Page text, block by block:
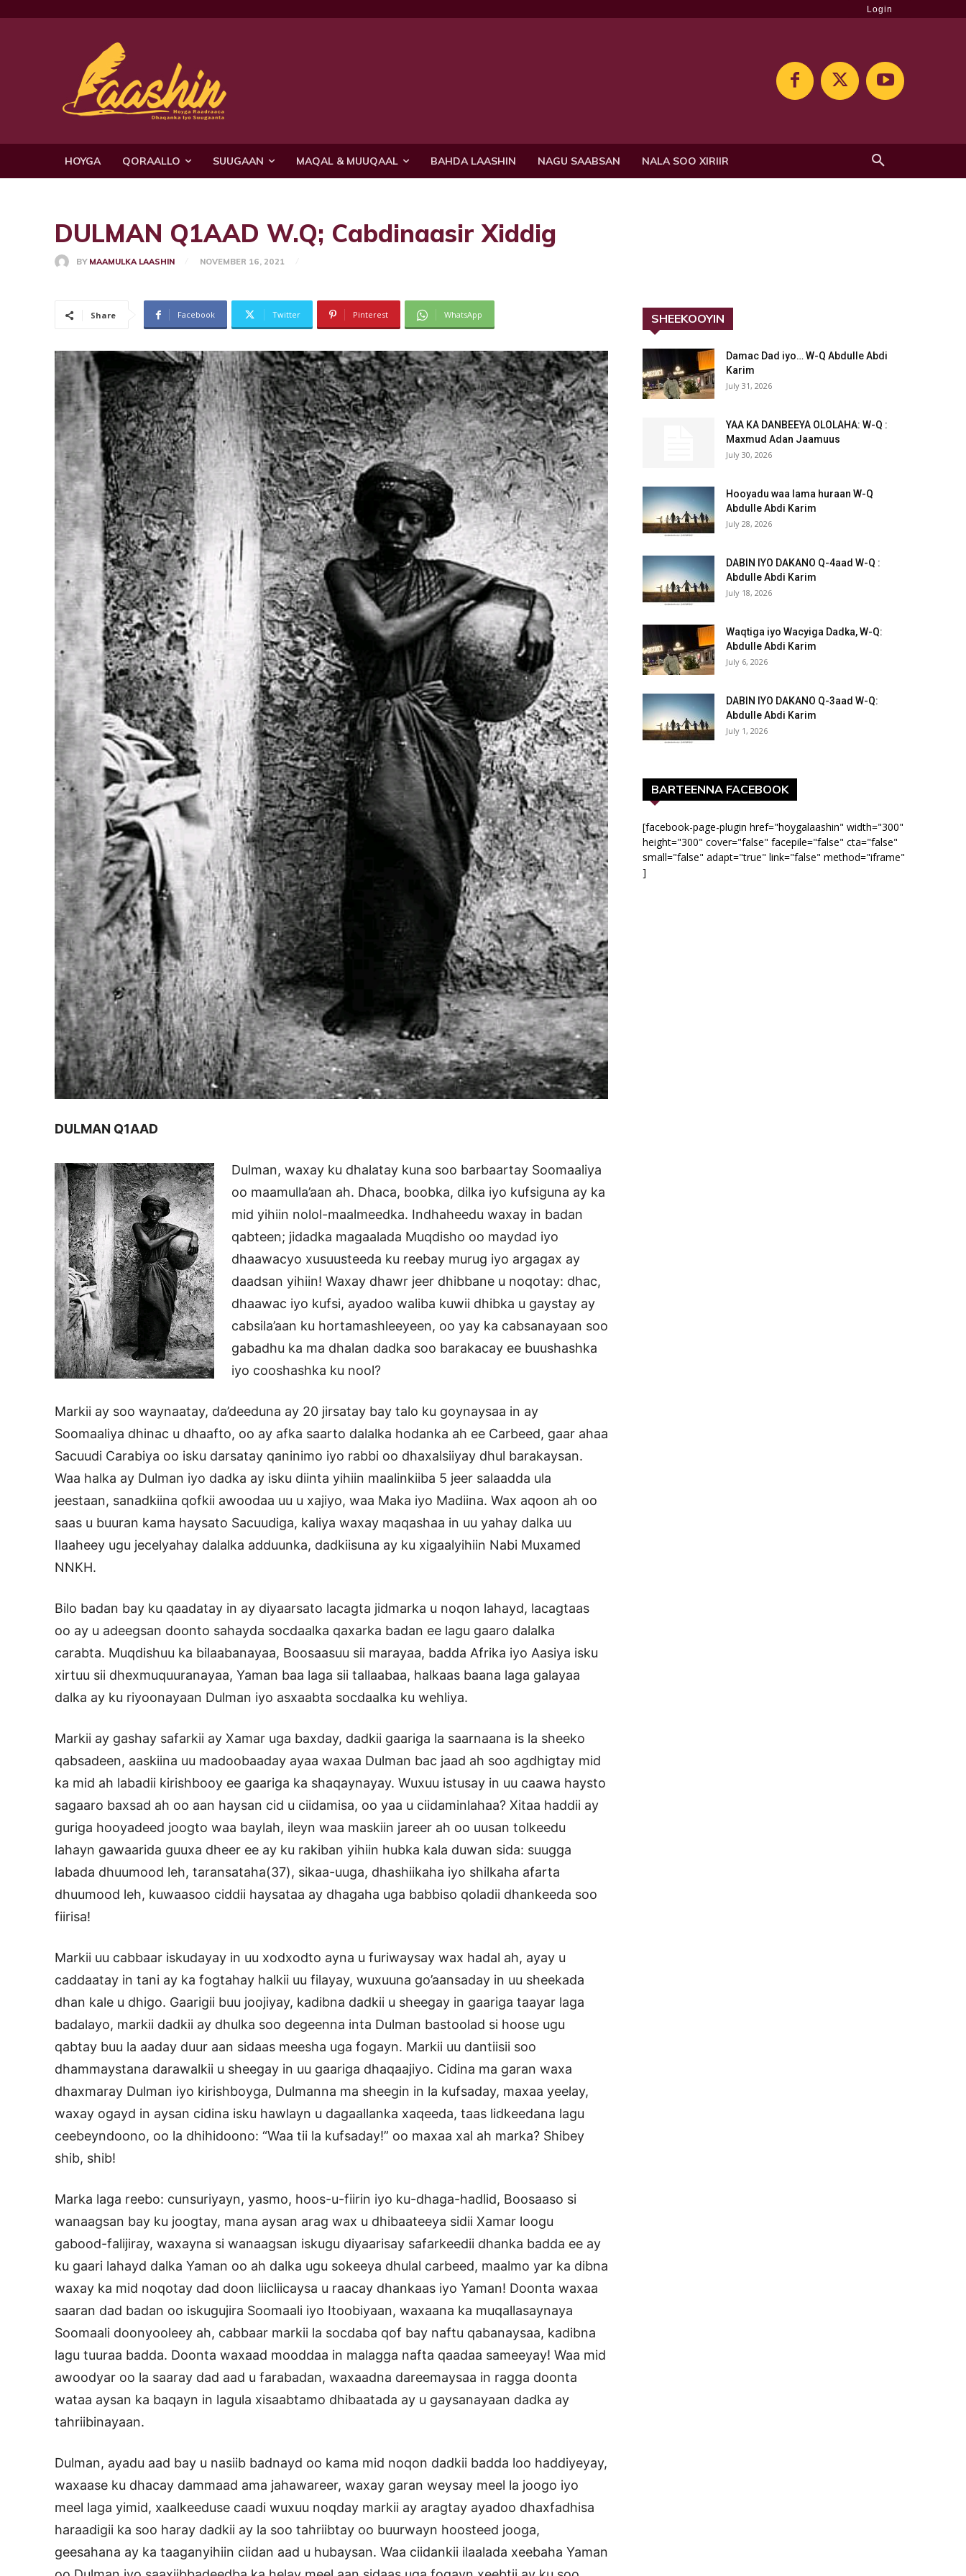
Login
HOYGA QORAALLO SUUGAAN MAQAL & MUUQAAL BAHDA LAASHIN NAGU SAABSAN NALA SOO XIRIIR
DULMAN Q1AAD W.Q; Cabdinaasir Xiddig
BY MAAMULKA LAASHIN NOVEMBER 16, 2021
Share Facebook Twitter Pinterest WhatsApp
DULMAN Q1AAD
Dulman, waxay ku dhalatay kuna soo barbaartay Soomaaliya
oo maamulla’aan ah. Dhaca, boobka, dilka iyo kufsiguna ay ka
mid yihiin nolol-maalmeedka. Indhaheedu waxay in badan
qabteen; jidadka magaalada Muqdisho oo maydad iyo
dhaawacyo xusuusteeda ku reebay murug iyo argagax ay
daadsan yihiin! Waxay dhawr jeer dhibbane u noqotay: dhac,
dhaawac iyo kufsi, ayadoo waliba kuwii dhibka u gaystay ay
cabsila’aan ku hortamashleeyeen, oo yay ka cabsanayaan soo
gabadhu ka ma dhalan dadka soo barakacay ee buushashka
iyo cooshashka ku nool?
Markii ay soo waynaatay, da’deeduna ay 20 jirsatay bay talo ku goynaysaa in ay
Soomaaliya dhinac u dhaafto, oo ay afka saarto dalalka hodanka ah ee Carbeed, gaar ahaa
Sacuudi Carabiya oo isku darsatay qaninimo iyo rabbi oo dhaxalsiiyay dhul barakaysan.
Waa halka ay Dulman iyo dadka ay isku diinta yihiin maalinkiiba 5 jeer salaadda ula
jeestaan, sanadkiina qofkii awoodaa uu u xajiyo, waa Maka iyo Madiina. Wax aqoon ah oo
saas u buuran kama haysato Sacuudiga, kaliya waxay maqashaa in uu yahay dalka uu
Ilaaheey ugu jecelyahay dalalka adduunka, dadkiisuna ay ku xigaalyihiin Nabi Muxamed
NNKH.
Bilo badan bay ku qaadatay in ay diyaarsato lacagta jidmarka u noqon lahayd, lacagtaas
oo ay u adeegsan doonto sahayda socdaalka qaxarka badan ee lagu gaaro dalalka
carabta. Muqdishuu ka bilaabanayaa, Boosaasuu sii marayaa, badda Afrika iyo Aasiya isku
xirtuu sii dhexmuquuranayaa, Yaman baa laga sii tallaabaa, halkaas baana laga galayaa
dalka ay ku riyoonayaan Dulman iyo asxaabta socdaalka ku wehliya.
Markii ay gashay safarkii ay Xamar uga baxday, dadkii gaariga la saarnaana is la sheeko
qabsadeen, aaskiina uu madoobaaday ayaa waxaa Dulman bac jaad ah soo agdhigtay mid
ka mid ah labadii kirishbooy ee gaariga ka shaqaynayay. Wuxuu istusay in uu caawa haysto
sagaaro baxsad ah oo aan haysan cid u ciidamisa, oo yaa u ciidaminlahaa? Xitaa haddii ay
guriga hooyadeed joogto waa baylah, ileyn waa maskiin jareer ah oo uusan tolkeedu
lahayn gawaarida guuxa dheer ee ay ku rakiban yihiin hubka kala duwan sida: suugga
labada dhuumood leh, taransataha(37), sikaa-uuga, dhashiikaha iyo shilkaha afarta
dhuumood leh, kuwaasoo ciddii haysataa ay dhagaha uga babbiso qoladii dhankeeda soo
fiirisa!
Markii uu cabbaar iskudayay in uu xodxodto ayna u furiwaysay wax hadal ah, ayay u
caddaatay in tani ay ka fogtahay halkii uu filayay, wuxuuna go’aansaday in uu sheekada
dhan kale u dhigo. Gaarigii buu joojiyay, kadibna dadkii u sheegay in gaariga taayar laga
badalayo, markii dadkii ay dhulka soo degeenna inta Dulman bastoolad si hoose ugu
qabtay buu la aaday duur aan sidaas meesha uga fogayn. Markii uu dantiisii soo
dhammaystana darawalkii u sheegay in uu gaariga dhaqaajiyo. Cidina ma garan waxa
dhaxmaray Dulman iyo kirishboyga, Dulmanna ma sheegin in la kufsaday, maxaa yeelay,
waxay ogayd in aysan cidina isku hawlayn u dagaallanka xaqeeda, taas lidkeedana lagu
ceebeyndoono, oo la dhihidoono: “Waa tii la kufsaday!” oo maxaa xal ah marka? Shibey
shib, shib!
Marka laga reebo: cunsuriyayn, yasmo, hoos-u-fiirin iyo ku-dhaga-hadlid, Boosaaso si
wanaagsan bay ku joogtay, mana aysan arag wax u dhibaateeya sidii Xamar loogu
gabood-falijiray, waxayna si wanaagsan iskugu diyaarisay safarkeedii dhanka badda ee ay
ku gaari lahayd dalka Yaman oo ah dalka ugu sokeeya dhulal carbeed, maalmo yar ka dibna
waxay ka mid noqotay dad doon liicliicaysa u raacay dhankaas iyo Yaman! Doonta waxaa
saaran dad badan oo iskugujira Soomaali iyo Itoobiyaan, waxaana ka muqallasaynaya
Soomaali doonyooleey ah, cabbaar markii la socdaba qof bay naftu qabanaysaa, kadibna
lagu tuuraa badda. Doonta waxaad mooddaa in malagga nafta qaadaa sameeyay! Waa mid
awoodyar oo la saaray dad aad u farabadan, waxaadna dareemaysaa in ragga doonta
wataa aysan ka baqayn in lagula xisaabtamo dhibaatada ay u gaysanayaan dadka ay
tahriibinayaan.
Dulman, ayadu aad bay u nasiib badnayd oo kama mid noqon dadkii badda loo haddiyeyay,
waxaase ku dhacay dammaad ama jahawareer, waxay garan weysay meel la joogo iyo
meel laga yimid, xaalkeeduse caadi wuxuu noqday markii ay aragtay ayadoo dhaxfadhisa
haraadigii ka soo haray dadkii ay la soo tahriibtay oo buurwayn hoosteed jooga,
geesahana ay ka taaganyihiin ciidan aad u hubaysan. Waa ciidankii ilaalada xeebaha Yaman
SHEEKOOYIN
Damac Dad iyo… W-Q Abdulle Abdi
Karim
July 31, 2026
YAA KA DANBEEYA OLOLAHA: W-Q :
Maxmud Adan Jaamuus
July 30, 2026
Hooyadu waa lama huraan W-Q
Abdulle Abdi Karim
July 28, 2026
DABIN IYO DAKANO Q-4aad W-Q :
Abdulle Abdi Karim
July 18, 2026
Waqtiga iyo Wacyiga Dadka, W-Q:
Abdulle Abdi Karim
July 6, 2026
DABIN IYO DAKANO Q-3aad W-Q:
Abdulle Abdi Karim
July 1, 2026
BARTEENNA FACEBOOK
[facebook-page-plugin href="hoygalaashin" width="300"
height="300" cover="false" facepile="false" cta="false"
small="false" adapt="true" link="false" method="iframe"
]